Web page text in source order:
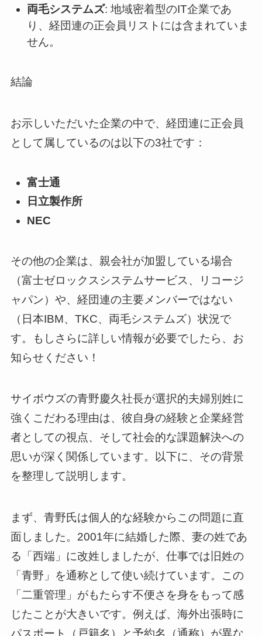
両毛システムズ: 地域密着型のIT企業であ
り、経団連の正会員リストには含まれていま
せん。
結論
お示しいただいた企業の中で、経団連に正会員
として属しているのは以下の3社です：
富士通
日立製作所
NEC
その他の企業は、親会社が加盟している場合
（富士ゼロックスシステムサービス、リコージ
ャパン）や、経団連の主要メンバーではない
（日本IBM、TKC、両毛システムズ）状況で
す。もしさらに詳しい情報が必要でしたら、お
知らせください！
サイボウズの青野慶久社長が選択的夫婦別姓に
強くこだわる理由は、彼自身の経験と企業経営
者としての視点、そして社会的な課題解決への
思いが深く関係しています。以下に、その背景
を整理して説明します。
まず、青野氏は個人的な経験からこの問題に直
面しました。2001年に結婚した際、妻の姓であ
る「西端」に改姓しましたが、仕事では旧姓の
「青野」を通称として使い続けています。この
「二重管理」がもたらす不便さを身をもって感
じたことが大きいです。例えば、海外出張時に
パスポート（戸籍名）と予約名（通称）が異な